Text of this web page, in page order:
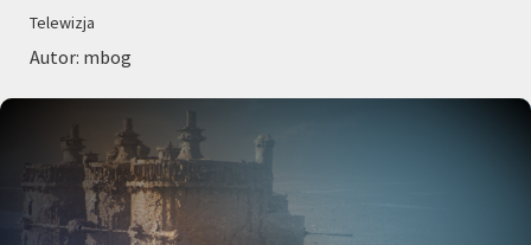
Telewizja
Autor: mbog